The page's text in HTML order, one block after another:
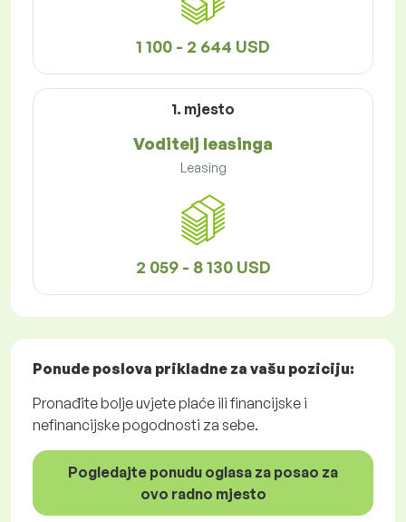
1 100 - 2 644 USD
1. mjesto
Voditelj leasinga
Leasing
2 059 - 8 130 USD
Ponude poslova prikladne za vašu poziciju:
Pronađite bolje uvjete plaće ili financijske i
nefinancijske pogodnosti za sebe.
Pogledajte ponudu oglasa za posao za
ovo radno mjesto